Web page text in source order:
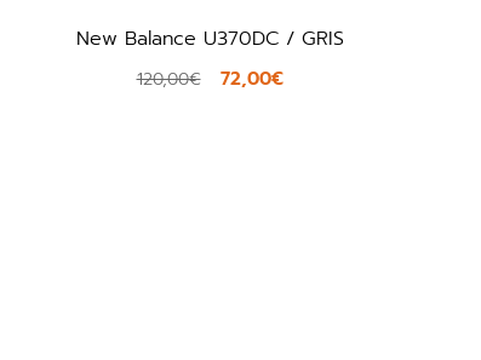
Puma 389390 / BLANCO